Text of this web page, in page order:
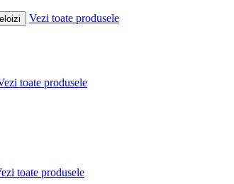
Vezi toate produsele
toate produsele
toate produsele